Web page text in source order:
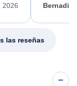
2026
my issue.
las reseñas